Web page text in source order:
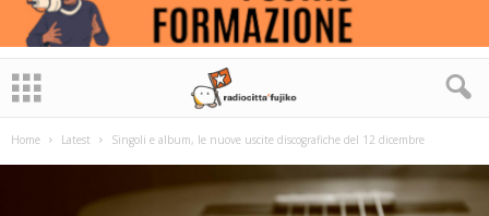
Home Latest Singoli e album, le nuove uscite discografiche del 12 dicembre